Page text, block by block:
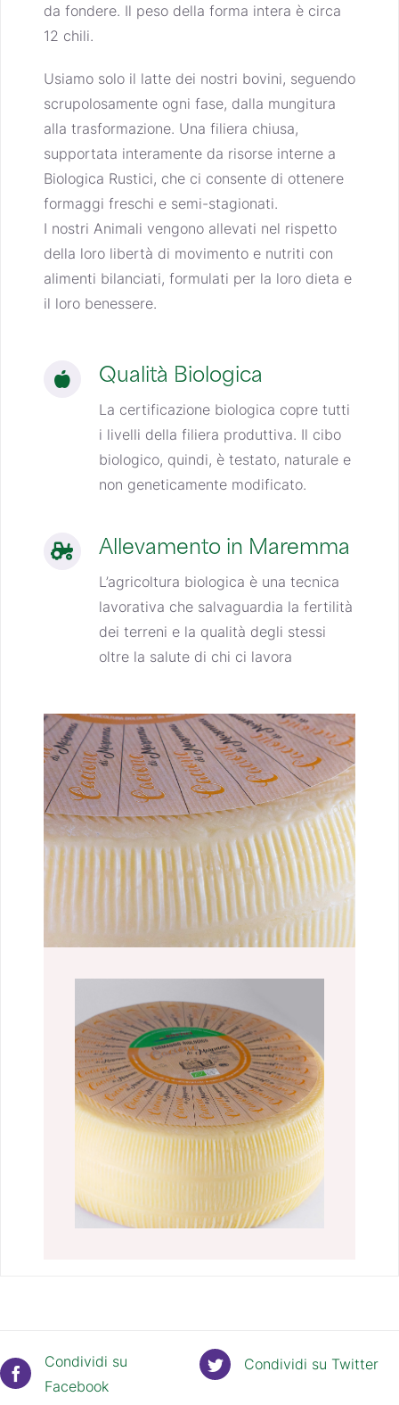
da fondere. Il peso della forma intera è circa
12 chili.
Usiamo solo il latte dei nostri bovini, seguendo
scrupolosamente ogni fase, dalla mungitura
alla trasformazione. Una filiera chiusa,
supportata interamente da risorse interne a
Biologica Rustici, che ci consente di ottenere
formaggi freschi e semi-stagionati.
I nostri Animali vengono allevati nel rispetto
della loro libertà di movimento e nutriti con
alimenti bilanciati, formulati per la loro dieta e
il loro benessere.
Qualità Biologica
La certificazione biologica copre tutti
i livelli della filiera produttiva. Il cibo
biologico, quindi, è testato, naturale e
non geneticamente modificato.
Allevamento in Maremma
L’agricoltura biologica è una tecnica
lavorativa che salvaguardia la fertilità
dei terreni e la qualità degli stessi
oltre la salute di chi ci lavora
Condividi su
Facebook
Condividi su Twitter